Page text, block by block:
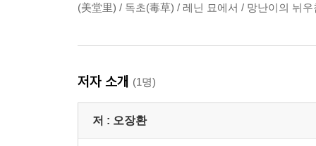
(美堂里) / 독초(毒草) / 레닌 묘에서 / 망난이의 뉘우
저자 소개 (1명)
저 : 오장환